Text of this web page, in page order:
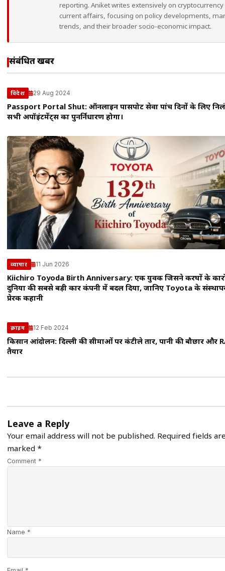
reporting. Aniket writes extensively on
current affairs, focusing on policy developments,
trends, and their broader socio-economic impact.
संबंधित खबरें
विदेश 29 Aug 2024
Passport Portal Shut: ऑनलाइन पासपोर्ट सेवा पांच दिनों के लिए
सभी अपॉइंटमेंट्स का पुनर्निर्धारण होगा।
व्यापार 11 Jun 2026
Kiichiro Toyoda Birth Anniversary: एक युवक जिसने करघों के
दुनिया की सबसे बड़ी कार कंपनी में बदल दिया, जानिए Toyota के
प्रेरक कहानी
क्राइम 12 Feb 2024
किसान आंदोलन: दिल्ली की सीमाओं पर कंटीले तार, पानी की बौछार और
तैयार
Leave a Reply
Your email address will not be published. Required fields
marked *
Comment *
Name *